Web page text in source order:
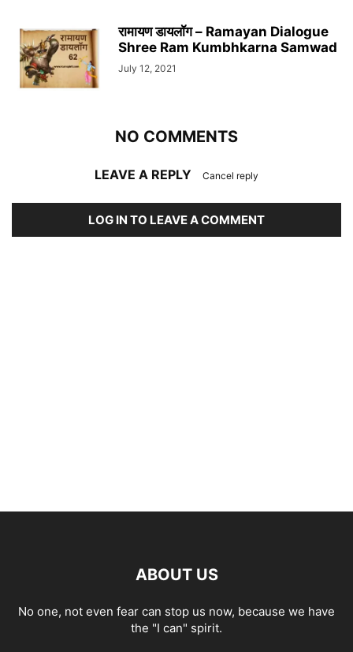
रामायण डायलॉग – Ramayan Dialogue
Shree Ram Kumbhkarna Samwad
July 12, 2021
NO COMMENTS
LEAVE A REPLY Cancel reply
LOG IN TO LEAVE A COMMENT
ABOUT US
No one, not even fear can stop us now, because we have
the "I can" spirit.